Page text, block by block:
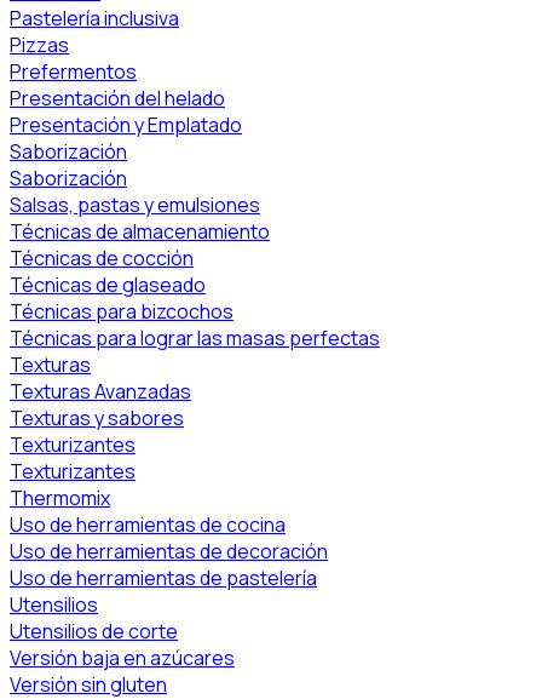
Pastelería inclusiva
Pizzas
Prefermentos
Presentación del helado
Presentación y Emplatado
Saborización
Saborización
Salsas, pastas y emulsiones
Técnicas de almacenamiento
Técnicas de cocción
Técnicas de glaseado
Técnicas para bizcochos
Técnicas para lograr las masas perfectas
Texturas
Texturas Avanzadas
Texturas y sabores
Texturizantes
Texturizantes
Thermomix
Uso de herramientas de cocina
Uso de herramientas de decoración
Uso de herramientas de pastelería
Utensilios
Utensilios de corte
Versión baja en azúcares
Versión sin gluten